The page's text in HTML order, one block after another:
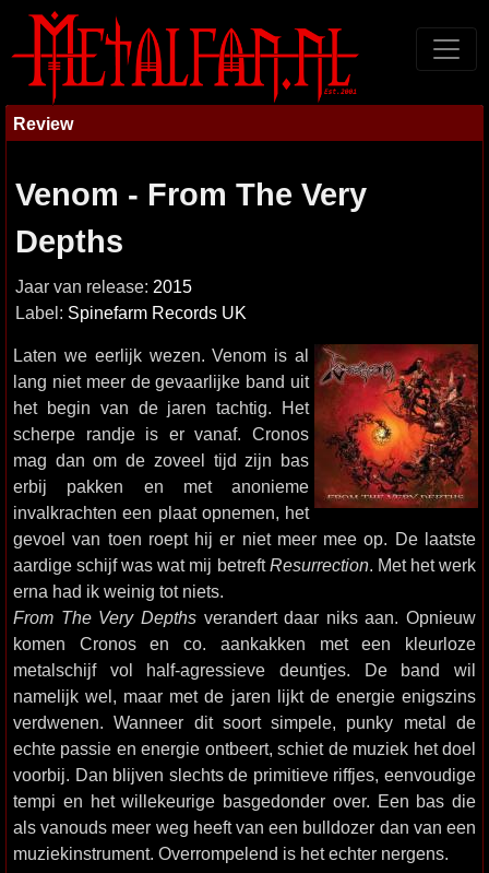
Review
Venom - From The Very
Depths
Jaar van release: 2015
Label: Spinefarm Records UK
Laten we eerlijk wezen. Venom is al
lang niet meer de gevaarlijke band uit
het begin van de jaren tachtig. Het
scherpe randje is er vanaf. Cronos
mag dan om de zoveel tijd zijn bas
erbij pakken en met anonieme
invalkrachten een plaat opnemen, het
gevoel van toen roept hij er niet meer mee op. De laatste
aardige schijf was wat mij betreftResurrection. Met het werk
erna had ik weinig tot niets.
From The Very Depthsverandert daar niks aan. Opnieuw
komen Cronos en co. aankakken met een kleurloze
metalschijf vol half-agressieve deuntjes. De band wil
namelijk wel, maar met de jaren lijkt de energie enigszins
verdwenen. Wanneer dit soort simpele, punky metal de
echte passie en energie ontbeert, schiet de muziek het doel
voorbij. Dan blijven slechts de primitieve riffjes, eenvoudige
tempi en het willekeurige basgedonder over. Een bas die
als vanouds meer weg heeft van een bulldozer dan van een
muziekinstrument. Overrompelend is het echter nergens.